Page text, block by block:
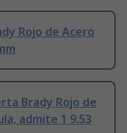
Rojo de Acero
Brady Rojo de
admite 1 9.53